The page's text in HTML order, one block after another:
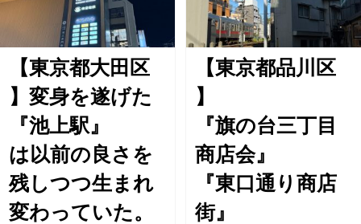
【東京都大田区
】変身を遂げた
『池上駅』
は以前の良さを
残しつつ生まれ
変わっていた。
【東京都品川区
】
『旗の台三丁目
商店会』
『東口通り商店
街』